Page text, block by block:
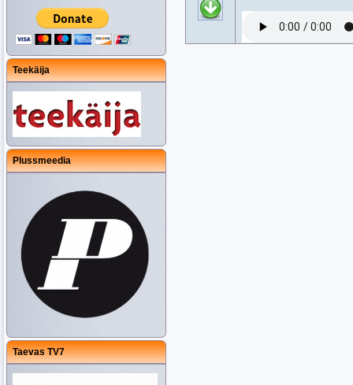
Teekäija
Plussmeedia
Taevas TV7